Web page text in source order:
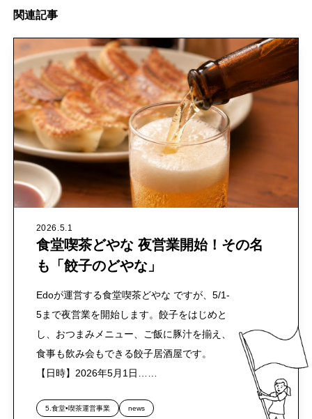
関連記事
2026.5.1
食堂喫茶どやな 夜営業開始！その名
も「餃子のどやな」
Edoが運営する食堂喫茶どやな ですが、5/1-
5まで夜営業を開始します。餃子をはじめと
し、おつまみメニュー、ご飯に豚汁を揃え、
食事も飲み会もできる餃子居酒屋です。
【日時】2026年5月1日……
5.食堂•喫茶運営事業 news